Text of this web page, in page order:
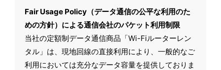
Fair Usage Policy（データ通信の公平な利用のた
めの方針）による通信会社のパケット利用制限
当社の定額制データ通信商品「Wi-Fiルーターレン
タル」は、現地回線の直接利用により、一般的なご
利用においては充分なデータ容量を提供しておりま